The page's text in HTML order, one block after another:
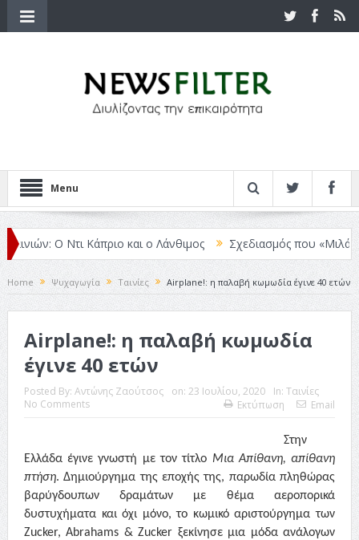
Menu
Ο Ντι Κάπριο και ο Λάνθιμος Σχεδιασμός που «Μιλάει»
Home Ψυχαγωγία Ταινίες Airplane!: η παλαβή κωμωδία έγινε 40 ετών
Airplane!: η παλαβή κωμωδία
έγινε 40 ετών
Posted By: Αντώνης Ζαούτσος on: 23 Ιουλίου, 2020 In: Ταινίες
No Comments
Εκτύπωση Email
Στην
Ελλάδα έγινε γνωστή με τον τίτλο Μια Απίθανη, απίθανη
πτήση. Δημιούργημα της εποχής της, παρωδία πληθώρας
βαρύγδουπων δραμάτων με θέμα αεροπορικά
δυστυχήματα και όχι μόνο, το κωμικό αριστούργημα των
Zucker, Abrahams & Zucker ξεκίνησε μια μόδα ανάλογων